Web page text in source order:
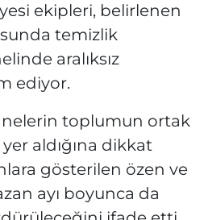
ekipleri, belirlenen
temizlik
aralıksız
ediyor.
toplumun ortak
aldığına dikkat
gösterilen özen ve
ayı boyunca da